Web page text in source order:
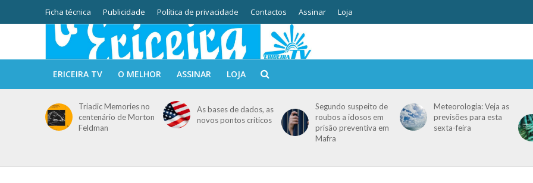
Ficha técnica Publicidade Política de privacidade Contactos Assinar Loja
ERICEIRA TV O MELHOR ASSINAR LOJA
Triadic Memories no
centenário de Morton
Feldman
As bases de dados, as
novos pontos críticos
Segundo suspeito de
roubos a idosos em
prisão preventiva em
Mafra
Meteorologia: Veja as
previsões para esta
sexta-feira